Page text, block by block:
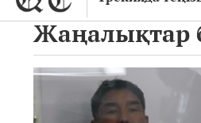
Жаңалықтар